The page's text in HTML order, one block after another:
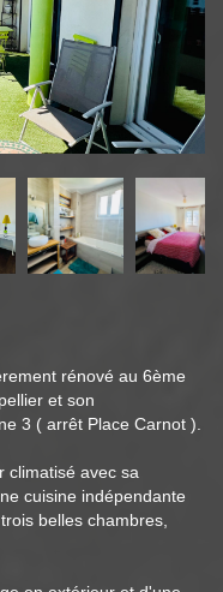
rénové au 6ème
et son
3 ( arrêt Place Carnot ).
climatisé avec sa
cuisine indépendante
belles chambres,